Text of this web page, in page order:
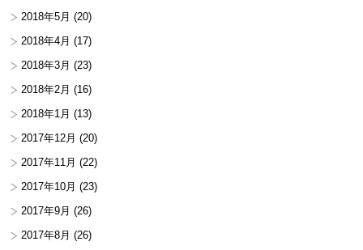
2018年5月 (20)
2018年4月 (17)
2018年3月 (23)
2018年2月 (16)
2018年1月 (13)
2017年12月 (20)
2017年11月 (22)
2017年10月 (23)
2017年9月 (26)
2017年8月 (26)